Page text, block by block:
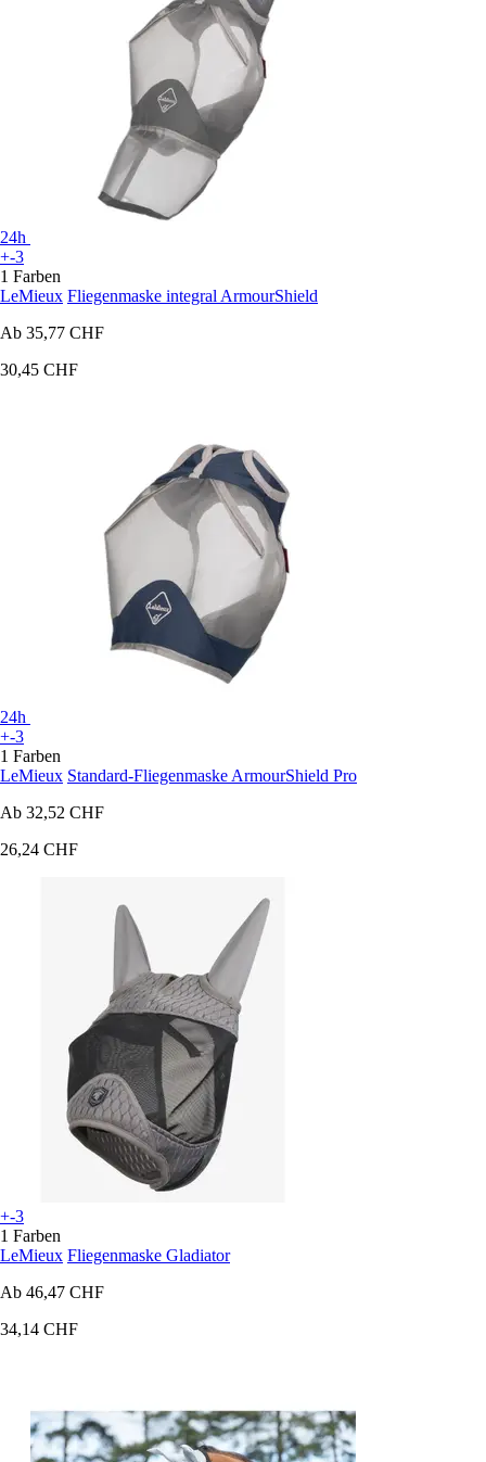
24h
+-3
1 Farben
LeMieux Fliegenmaske integral ArmourShield
Ab 35,77 CHF
30,45 CHF
24h
+-3
1 Farben
LeMieux Standard-Fliegenmaske ArmourShield Pro
Ab 32,52 CHF
26,24 CHF
+-3
1 Farben
LeMieux Fliegenmaske Gladiator
Ab 46,47 CHF
34,14 CHF